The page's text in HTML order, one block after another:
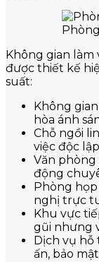
Không gian làm
được thiết kế
suất:
Không
hòa ánh
Chỗ ngồi
việc độc
Văn
động
Phòng
nghị trực
Khu vực
gũi nhưng
Dịch vụ
ấn, bảo